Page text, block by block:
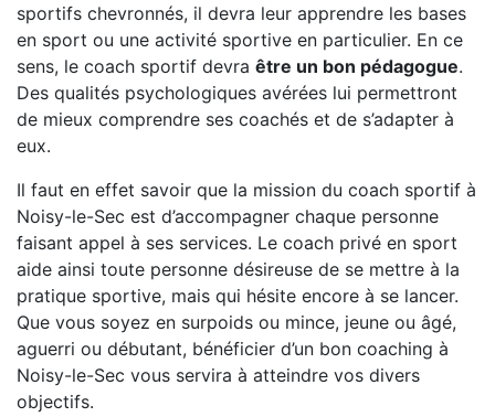
sportifs chevronnés, il devra leur apprendre les bases
en sport ou une activité sportive en particulier. En ce
sens, le coach sportif devra être un bon pédagogue.
Des qualités psychologiques avérées lui permettront
de mieux comprendre ses coachés et de s’adapter à
eux.
Il faut en effet savoir que la mission du coach sportif à
Noisy-le-Sec est d’accompagner chaque personne
faisant appel à ses services. Le coach privé en sport
aide ainsi toute personne désireuse de se mettre à la
pratique sportive, mais qui hésite encore à se lancer.
Que vous soyez en surpoids ou mince, jeune ou âgé,
aguerri ou débutant, bénéficier d’un bon coaching à
Noisy-le-Sec vous servira à atteindre vos divers
objectifs.